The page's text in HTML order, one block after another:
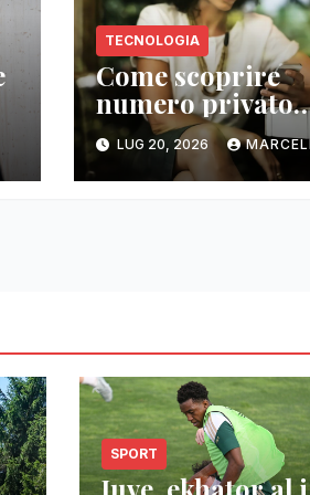
TECNOLOGIA
Come scoprire
numero privato
senza whooming:
alternative
LUG 20, 2026
SPORT
Juve, ekhator al j